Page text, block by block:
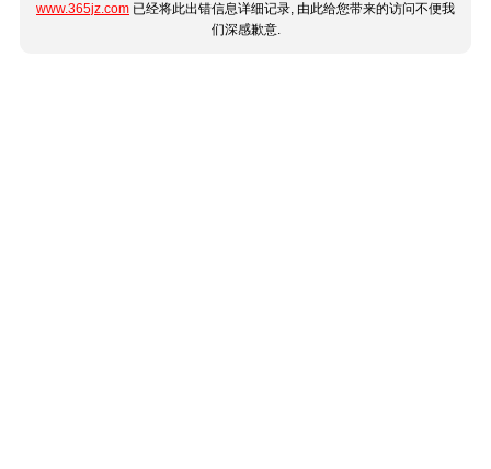
www.365jz.com 已经将此出错信息详细记录, 由此给您带来的访问不便我
们深感歉意.